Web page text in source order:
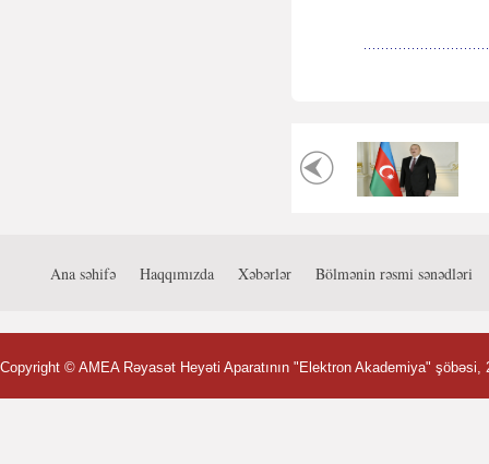
Ana səhifə Haqqımızda Xəbərlər Bölmənin rəsmi sənədləri
Copyright © AMEA Rəyasət Heyəti Aparatının "Elektron Akademiya" şöbəsi,